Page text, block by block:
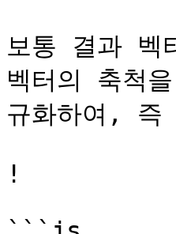
보통 결과 벡
벡터의 축척
규화하여, 즉
!